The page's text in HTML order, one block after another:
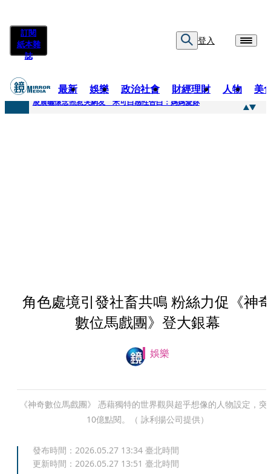
訂閱
紙本雜
誌
登入
最新 娛樂 政治社會 財經理財 人物 美
快訊
凌晨曬懷念照惹哭網友 米可白感性告白：媽媽愛妳
角色處境引發社畜共鳴 粉絲力促《神
數位馬戲團》登大銀幕
娛樂
《神奇數位馬戲團》 憑藉獨特的世界觀與超乎想像的人物設定，突
10億點閱。（ 詠利揚公司提供）
發布時間： 2026.05.27 13:34 臺北時間
更新時間： 2026.05.27 13:51 臺北時間